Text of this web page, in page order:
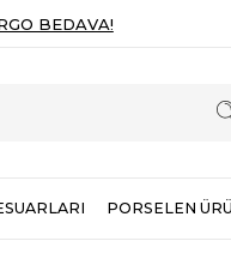
BEDAVA!
PORSELEN